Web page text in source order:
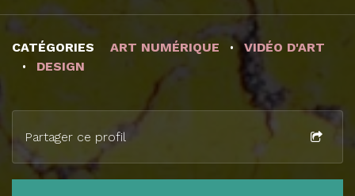
CATÉGORIES ART NUMÉRIQUE
VIDÉO D'ART
DESIGN
Partager ce profil